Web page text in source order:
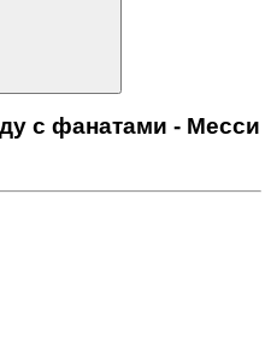
с фанатами - Месси